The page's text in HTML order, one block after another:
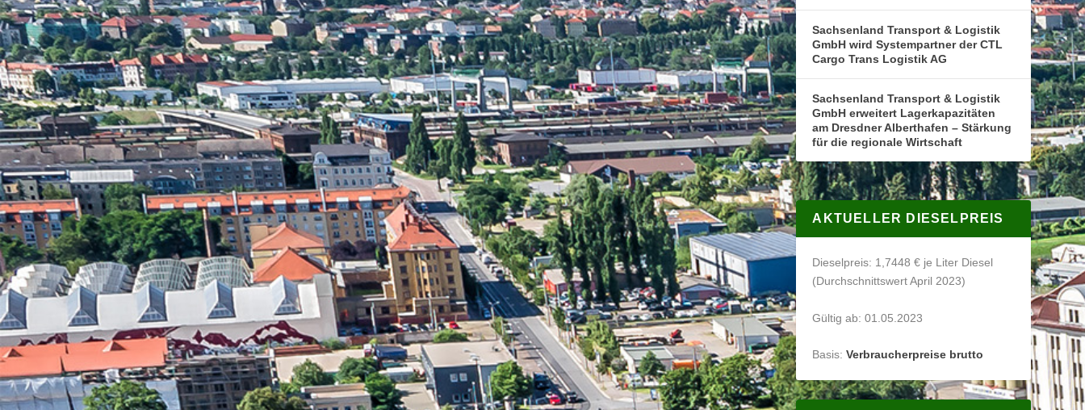
Sachsenland Transport & Logistik
GmbH wird Systempartner der CTL
Cargo Trans Logistik AG
Sachsenland Transport & Logistik
GmbH erweitert Lagerkapazitäten
am Dresdner Alberthafen – Stärkung
für die regionale Wirtschaft
AKTUELLER DIESELPREIS
Dieselpreis: 1,7448 € je Liter Diesel
(Durchschnittswert April 2023)
Gültig ab: 01.05.2023
Basis:Verbraucherpreise brutto